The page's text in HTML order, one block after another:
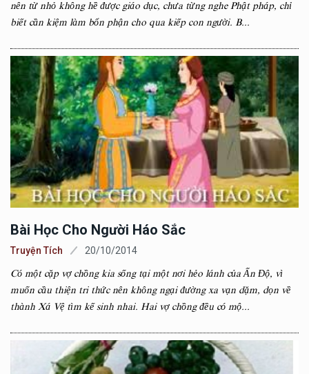
nên từ nhỏ không hề được giáo dục, chưa từng nghe Phật pháp, chỉ
biết cần kiệm làm bổn phận cho qua kiếp con người. B...
Bài Học Cho Người Háo Sắc
Truyện Tích 20/10/2014
Có một cặp vợ chồng kia sống tại một nơi hẻo lánh của Ấn Độ, vì
muốn cầu thiện tri thức nên không ngại đường xa vạn dặm, dọn về
thành Xá Vệ tìm kế sinh nhai. Hai vợ chồng đều có mộ...